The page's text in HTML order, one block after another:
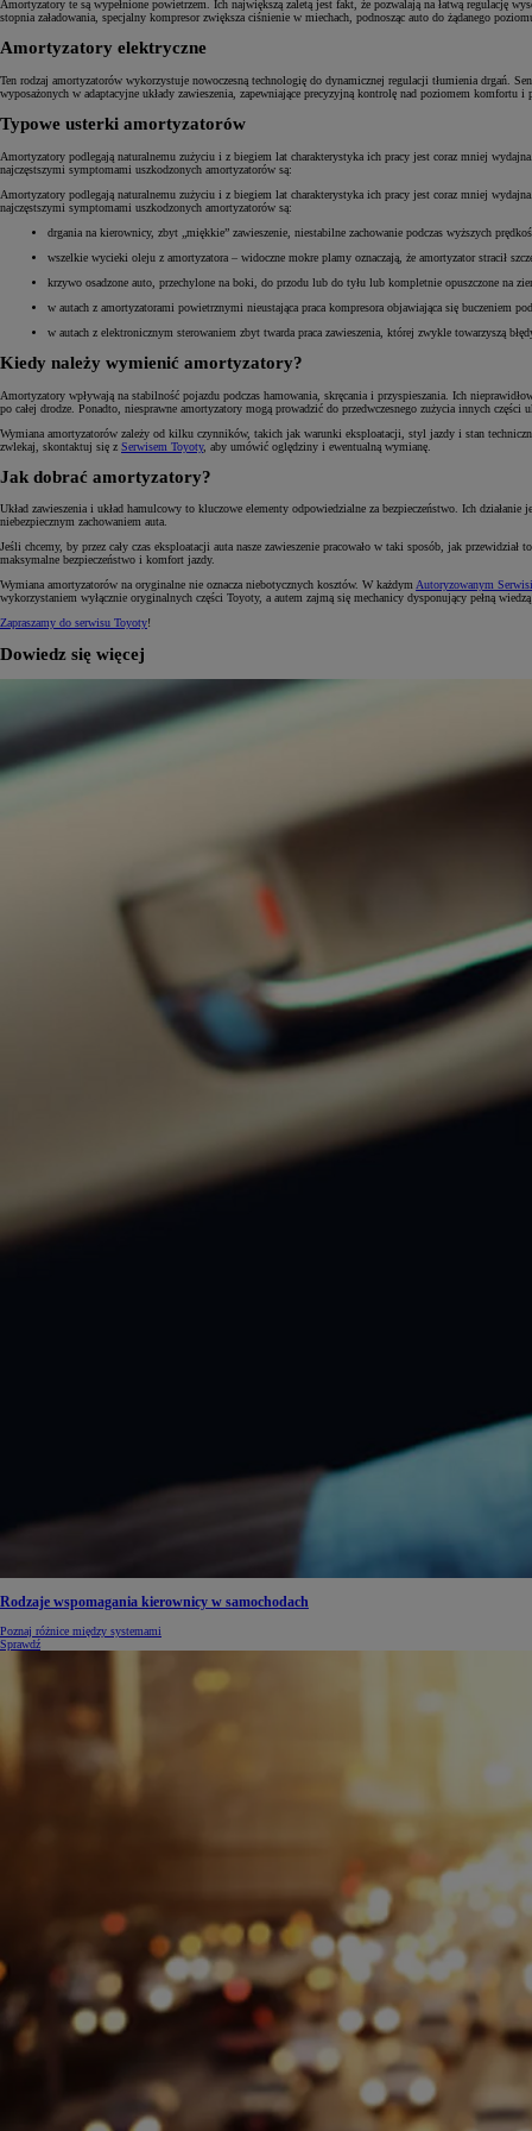
Amortyzatory te są wypełnione powietrzem. Ich największą zaletą jest fakt, że pozwalają na łatwą regulację
stopnia załadowania, specjalny kompresor zwiększa ciśnienie w miechach, podnosząc auto do żądanego
Amortyzatory elektryczne
Ten rodzaj amortyzatorów wykorzystuje nowoczesną technologię do dynamicznej regulacji tłumienia drgań.
wyposażonych w adaptacyjne układy zawieszenia, zapewniające precyzyjną kontrolę nad poziomem komfortu i
Typowe usterki amortyzatorów
Amortyzatory podlegają naturalnemu zużyciu i z biegiem lat charakterystyka ich pracy jest coraz mniej
najczęstszymi symptomami uszkodzonych amortyzatorów są:
Amortyzatory podlegają naturalnemu zużyciu i z biegiem lat charakterystyka ich pracy jest coraz mniej
najczęstszymi symptomami uszkodzonych amortyzatorów są:
drgania na kierownicy, zbyt „miękkie” zawieszenie, niestabilne zachowanie podczas wyższych
wszelkie wycieki oleju z amortyzatora – widoczne mokre plamy oznaczają, że amortyzator stracił
krzywo osadzone auto, przechylone na boki, do przodu lub do tyłu lub kompletnie opuszczone na
w autach z amortyzatorami powietrznymi nieustająca praca kompresora objawiająca się buczeniem
w autach z elektronicznym sterowaniem zbyt twarda praca zawieszenia, której zwykle towarzyszą
Kiedy należy wymienić amortyzatory?
Amortyzatory wpływają na stabilność pojazdu podczas hamowania, skręcania i przyspieszania. Ich
po całej drodze. Ponadto, niesprawne amortyzatory mogą prowadzić do przedwczesnego zużycia innych
Wymiana amortyzatorów zależy od kilku czynników, takich jak warunki eksploatacji, styl jazdy i stan
zwlekaj, skontaktuj się z Serwisem Toyoty, aby umówić oględziny i ewentualną wymianę.
Jak dobrać amortyzatory?
Układ zawieszenia i układ hamulcowy to kluczowe elementy odpowiedzialne za bezpieczeństwo. Ich
niebezpiecznym zachowaniem auta.
Jeśli chcemy, by przez cały czas eksploatacji auta nasze zawieszenie pracowało w taki sposób, jak
maksymalne bezpieczeństwo i komfort jazdy.
Wymiana amortyzatorów na oryginalne nie oznacza niebotycznych kosztów. W każdymAutoryzowanym
wykorzystaniem wyłącznie oryginalnych części Toyoty, a autem zajmą się mechanicy dysponujący pełną
Zapraszamy do serwisu Toyoty!
Dowiedz się więcej
Rodzaje wspomagania kierownicy w samochodach
Poznaj różnice między systemami
Sprawdź